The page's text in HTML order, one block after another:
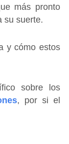
más pronto
su suerte.
y cómo estos
sobre los
, por si el